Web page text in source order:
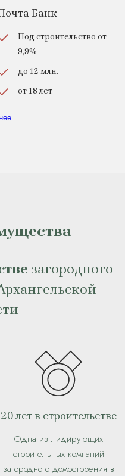
Банк
Под строительство от
9,9%
до 12 млн.
от 18 лет
загородного
20 лет в строительстве
Одна из лидирующих
строительных компаний
загородного домостроения в